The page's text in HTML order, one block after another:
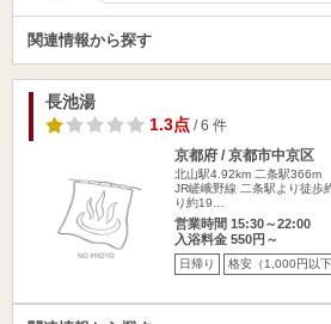
関連情報から探す
長池湯
1.3点/ 6 件
京都府 / 京都市中京区
北山駅4.92km 二条駅366m
JR嵯峨野線 二条駅より徒歩
り約19…
営業時間 15:30～22:00
入浴料金 550円～
日帰り 格安（1,000円以下